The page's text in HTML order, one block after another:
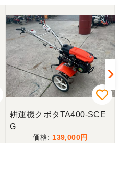
耕運機クボタTA400-SCE
G
139,000